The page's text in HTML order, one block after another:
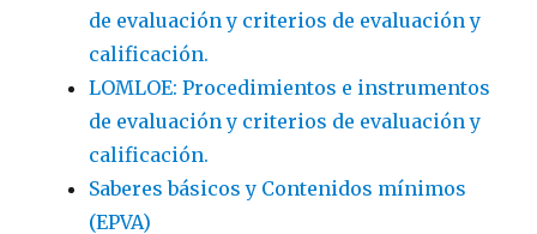
de evaluación y criterios de evaluación y
calificación.
LOMLOE: Procedimientos e instrumentos
de evaluación y criterios de evaluación y
calificación.
Saberes básicos y Contenidos mínimos
(EPVA)